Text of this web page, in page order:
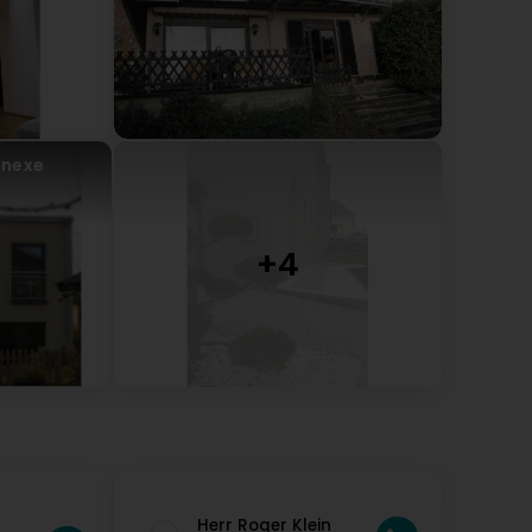
highway. No respect for others. If you work like
yes, the middle finger is a very popular instrument
auf der Autobahn. Keinen Respekt vor anderen.
Projekt mit Ihnen machen. Achja der
Herr Roger Klein